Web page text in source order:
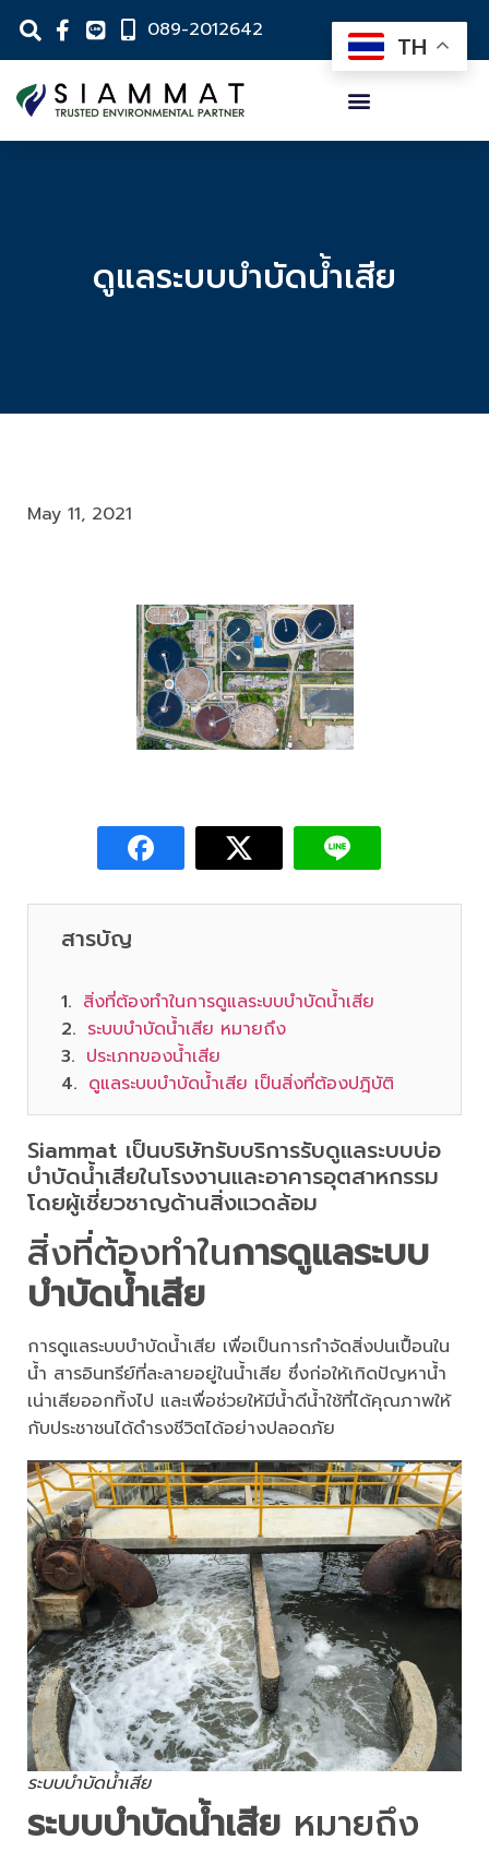
089-2012642
ดูแลระบบบำบัดน้ำเสีย
May 11, 2021
สารบัญ
สิ่งที่ต้องทำในการดูแลระบบบำบัดน้ำเสีย
ระบบบำบัดน้ำเสีย หมายถึง
ประเภทของน้ำเสีย
ดูแลระบบบำบัดน้ำเสีย เป็นสิ่งที่ต้องปฎิบัติ
Siammat เป็นบริษัทรับบริการรับดูแลระบบบ่อ
บำบัดน้ำเสียในโรงงานและอาคารอุตสาหกรรม
โดยผู้เชี่ยวชาญด้านสิ่งแวดล้อม
สิ่งที่ต้องทำในการดูแลระบบ
บำบัดน้ำเสีย
การดูแลระบบบำบัดน้ำเสีย เพื่อเป็นการกำจัดสิ่งปนเปื้อนใน
น้ำ สารอินทรีย์ที่ละลายอยู่ในน้ำเสีย ซึ่งก่อให้เกิดปัญหาน้ำ
เน่าเสียออกทิ้งไป และเพื่อช่วยให้มีน้ำดีน้ำใช้ที่ได้คุณภาพให้
กับประชาชนได้ดำรงชีวิตได้อย่างปลอดภัย
ระบบบำบัดน้ำเสีย
ระบบบำบัดน้ำเสีย หมายถึง
TH